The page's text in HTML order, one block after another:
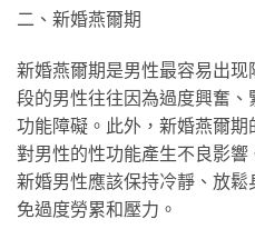
二、新婚燕爾期
新婚燕爾期是男性最容易出
段的男性往往因為過度興奮
功能障礙。此外，新婚燕爾
對男性的性功能產生不良影響
新婚男性應該保持冷靜、放
免過度勞累和壓力。